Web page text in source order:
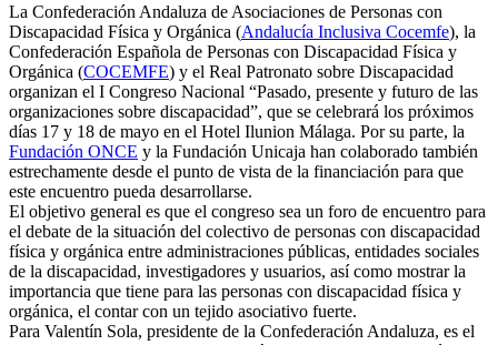
La Confederación Andaluza de Asociaciones de Personas con
Discapacidad Física y Orgánica (Andalucía Inclusiva Cocemfe), la
Confederación Española de Personas con Discapacidad Física y
Orgánica (COCEMFE) y el Real Patronato sobre Discapacidad
organizan el I Congreso Nacional “Pasado, presente y futuro de las
organizaciones sobre discapacidad”, que se celebrará los próximos
días 17 y 18 de mayo en el Hotel Ilunion Málaga. Por su parte, la
Fundación ONCE y la Fundación Unicaja han colaborado también
estrechamente desde el punto de vista de la financiación para que
este encuentro pueda desarrollarse.
El objetivo general es que el congreso sea un foro de encuentro para
el debate de la situación del colectivo de personas con discapacidad
física y orgánica entre administraciones públicas, entidades sociales
de la discapacidad, investigadores y usuarios, así como mostrar la
importancia que tiene para las personas con discapacidad física y
orgánica, el contar con un tejido asociativo fuerte.
Para Valentín Sola, presidente de la Confederación Andaluza, es el